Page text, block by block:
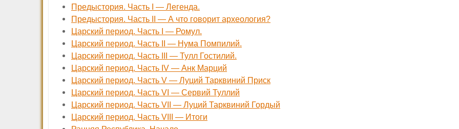
Предыстория. Часть I — Легенда.
Предыстория. Часть II — А что говорит археология?
Царский период. Часть I — Ромул.
Царский период. Часть II — Нума Помпилий.
Царский период. Часть III — Тулл Гостилий.
Царский период. Часть IV — Анк Марций
Царский период. Часть V — Луций Тарквиний Приск
Царский период. Часть VI — Сервий Туллий
Царский период. Часть VII — Луций Тарквиний Гордый
Царский период. Часть VIII — Итоги